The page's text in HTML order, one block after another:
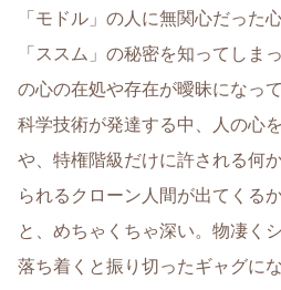
「モドル」の人に無関心だった
「ススム」の秘密を知ってしま
の心の在処や存在が曖昧になって
科学技術が発達する中、人の心
や、特権階級だけに許される何
られるクローン人間が出てくる
と、めちゃくちゃ深い。物凄く
落ち着くと振り切ったギャグに